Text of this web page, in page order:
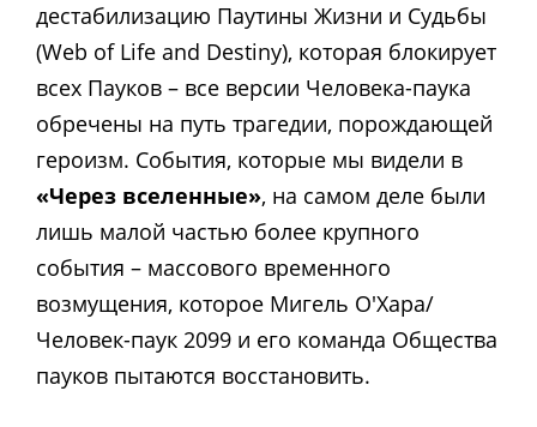
дестабилизацию Паутины Жизни и Судьбы
(Web of Life and Destiny), которая блокирует
всех Пауков – все версии Человека-паука
обречены на путь трагедии, порождающей
героизм. События, которые мы видели в
«Через вселенные», на самом деле были
лишь малой частью более крупного
события – массового временного
возмущения, которое Мигель О'Хара/
Человек-паук 2099 и его команда Общества
пауков пытаются восстановить.